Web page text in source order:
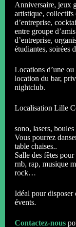
Anniversaire, jeux
artistique, collectifs
d’entreprise,
entre groupe
d’entreprise,
étudiantes, soirées
Locations d’une
location du bar,
nightclub.
Localisation Lille
sono, lasers,
Vous pourrez
table chaises..
Salle des fêtes
rnb, rap, musique
rock…
Idéal pour
évents.
Contactez-nous